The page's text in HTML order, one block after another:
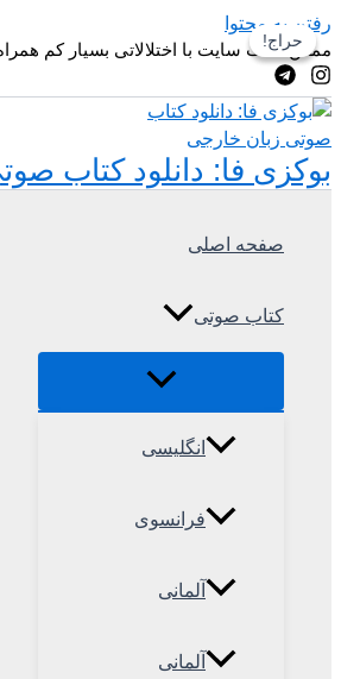
رفتن به محتوا
ممکن است سایت با اختلالاتی بسیار کم
بوکزی فا: دانلود کتاب
صفحه اصلی
کتاب صوتی
انگلیسی
فرانسوی
آلمانی
آلمانی
حراج!
حراج!